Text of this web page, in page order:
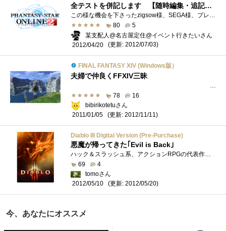
全テストを併記します 【随時編集・追記】【6/23 17:40】
この様な機会を下さったzigsow様、SEGA様、プレミアムレビュー関係者の皆々様、心より感謝申し上げますm(__)mレビューでは色々な写真や動画を使用�...
80
5
某支配人@名古屋定住@イベント行きたいさん
2012/04/20
(更新: 2012/07/03)
FINAL FANTASY XIV (Windows版）
夫婦で仲良くFFXIV三昧
最終更新日2012/11/112012/11/11終焉現行FFXIVが終焉しま�...
78
16
bibirikotetuさん
2011/01/05
(更新: 2012/11/11)
Diablo III Digital Version (Pre-Purchase)
悪魔が帰ってきた｢Evil is Back｣
ハック＆スラッシュ系、アクションRPGの代表作「Diablo」シリーズの第3弾。「DiabloIII」5月15日のローンチが迫る！！見下ろし視点で展開されるアク�...
69
4
tomoさん
2012/05/10
(更新: 2012/05/20)
今、あなたにオススメ